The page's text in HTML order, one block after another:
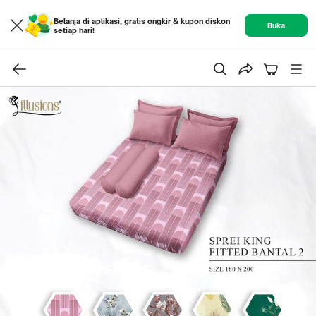
Belanja di aplikasi, gratis ongkir & kupon diskon
setiap hari!
Buka